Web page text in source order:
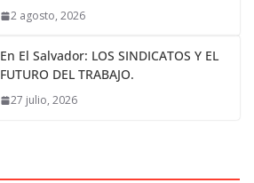
2 agosto, 2026
En El Salvador: LOS SINDICATOS Y EL
FUTURO DEL TRABAJO.
27 julio, 2026